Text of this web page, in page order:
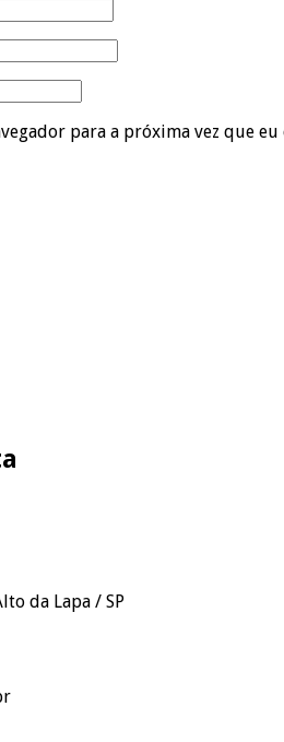
para a próxima vez que eu
da Lapa / SP